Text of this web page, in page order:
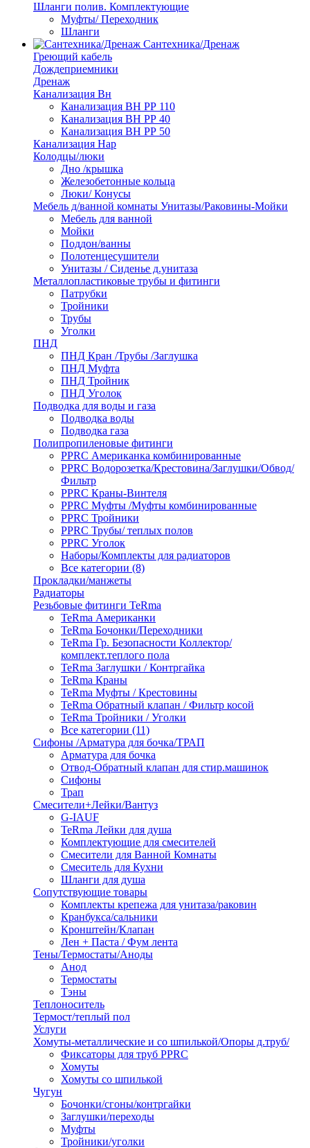
Шланги полив. Комплектующие
Муфты/ Переходник
Шланги
Сантехника/Дренаж
Греющий кабель
Дождеприемники
Дренаж
Канализация Вн
Канализация ВН РР 110
Канализация ВН РР 40
Канализация ВН РР 50
Канализация Нар
Колодцы/люки
Дно /крышка
Железобетонные кольца
Люки/ Конусы
Мебель д/ванной комнаты Унитазы/Раковины-Мойки
Мебель для ванной
Мойки
Поддон/ванны
Полотенцесушители
Унитазы / Сиденье д.унитаза
Металлопластиковые трубы и фитинги
Патрубки
Тройники
Трубы
Уголки
ПНД
ПНД Кран /Трубы /Заглушка
ПНД Муфта
ПНД Тройник
ПНД Уголок
Подводка для воды и газа
Подводка воды
Подводка газа
Полипропиленовые фитинги
PPRC Американка комбинированные
PPRC Водорозетка/Крестовина/Заглушки/Обвод/
Фильтр
PPRC Краны-Винтеля
PPRC Муфты /Муфты комбинированные
PPRC Тройники
PPRC Трубы/ теплых полов
PPRC Уголок
Наборы/Комплекты для радиаторов
Все категории (8)
Прокладки/манжеты
Радиаторы
Резьбовые фитинги TeRma
TeRma Американки
TeRma Бочонки/Переходники
TeRma Гр. Безопасности Коллектор/
комплект.теплого пола
TeRma Заглушки / Контргайка
TeRma Краны
TeRma Муфты / Крестовины
TeRma Обратный клапан / Фильтр косой
TeRma Тройники / Уголки
Все категории (11)
Сифоны /Арматура для бочка/ТРАП
Арматура для бочка
Отвод-Обратный клапан для стир.машинок
Сифоны
Трап
Смесители+Лейки/Вантуз
G-IAUF
TeRma Лейки для душа
Комплектующие для смесителей
Смесители для Ванной Комнаты
Смеситель для Кухни
Шланги для душа
Сопутствующие товары
Комплекты крепежа для унитаза/раковин
Кранбукса/сальники
Кронштейн/Клапан
Лен + Паста / Фум лента
Тены/Термостаты/Аноды
Анод
Термостаты
Тэны
Теплоноситель
Термост/теплый пол
Услуги
Хомуты-металлические и со шпилькой/Опоры д.труб/
Фиксаторы для труб PPRC
Хомуты
Хомуты со шпилькой
Чугун
Бочонки/сгоны/контргайки
Заглушки/переходы
Муфты
Тройники/уголки